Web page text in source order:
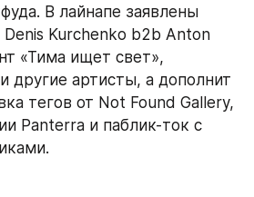
В лайнапе заявлены
Denis Kurchenko b2b Anton
«Тима ищет свет»,
другие артисты, а дополнит
тегов от Not Found Gallery,
Panterra и паблик-ток с